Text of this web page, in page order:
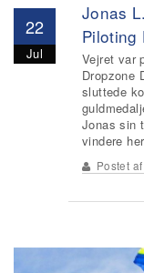
22
Jul
Jonas
Piloting
Vejret var
Dropzone
sluttede
Jonas sin
vindere
Postet af